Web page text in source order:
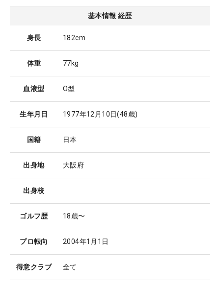
基本情報 経歴
身長 182cm
体重 77kg
血液型 O型
生年月日 1977年12月10日(48歳)
国籍 日本
出身地 大阪府
出身校
ゴルフ歴 18歳〜
プロ転向 2004年1月1日
得意クラブ 全て